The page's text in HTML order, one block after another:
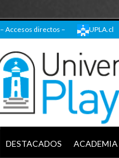
– Accesos directos – UPLA.cl
DESTACADOS ACADEMIA